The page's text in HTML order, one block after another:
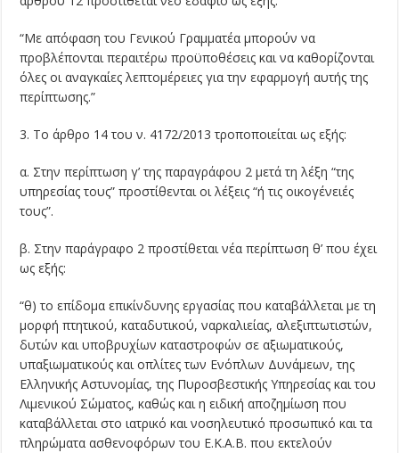
“Με απόφαση του Γενικού Γραμματέα μπορούν να
προβλέπονται περαιτέρω προϋποθέσεις και να καθορίζονται
όλες οι αναγκαίες λεπτομέρειες για την εφαρμογή αυτής της
περίπτωσης.”
3. Το άρθρο 14 του ν. 4172/2013 τροποποιείται ως εξής:
α. Στην περίπτωση γ’ της παραγράφου 2 μετά τη λέξη “της
υπηρεσίας τους” προστίθενται οι λέξεις “ή τις οικογένειές
τους”.
β. Στην παράγραφο 2 προστίθεται νέα περίπτωση θ’ που έχει
ως εξής:
“θ) το επίδομα επικίνδυνης εργασίας που καταβάλλεται με τη
μορφή πτητικού, καταδυτικού, ναρκαλιείας, αλεξιπτωτιστών,
δυτών και υποβρυχίων καταστροφών σε αξιωματικούς,
υπαξιωματικούς και οπλίτες των Ενόπλων Δυνάμεων, της
Ελληνικής Αστυνομίας, της Πυροσβεστικής Υπηρεσίας και του
Λιμενικού Σώματος, καθώς και η ειδική αποζημίωση που
καταβάλλεται στο ιατρικό και νοσηλευτικό προσωπικό και τα
πληρώματα ασθενοφόρων του Ε.Κ.Α.Β. που εκτελούν